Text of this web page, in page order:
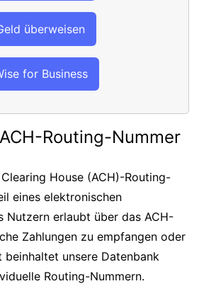
überweisen
for Business
Routing-Nummer
House (ACH)-Routing-
eines elektronischen
Nutzern erlaubt über das ACH-
Zahlungen zu empfangen oder
beinhaltet unsere Datenbank
Routing-Nummern.